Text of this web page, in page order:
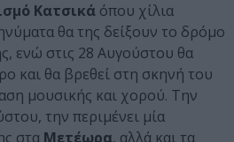
Κατσικά όπου χίλια
θα της δείξουν το δρόμο
ενώ στις 28 Αυγούστου θα
και θα βρεθεί στη σκηνή του
μουσικής και χορού. Την
την περιμένει μία
στα Μετέωρα, αλλά και τα